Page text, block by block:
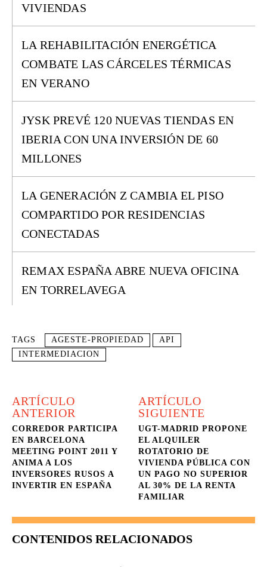
VIVIENDAS
LA REHABILITACIÓN ENERGÉTICA
COMBATE LAS CÁRCELES TÉRMICAS
EN VERANO
JYSK PREVÉ 120 NUEVAS TIENDAS EN
IBERIA CON UNA INVERSIÓN DE 60
MILLONES
LA GENERACIÓN Z CAMBIA EL PISO
COMPARTIDO POR RESIDENCIAS
CONECTADAS
REMAX ESPAÑA ABRE NUEVA OFICINA
EN TORRELAVEGA
TAGS AGESTE-PROPIEDAD
API
INTERMEDIACION
ARTÍCULO
ANTERIOR
CORREDOR PARTICIPA
EN BARCELONA
MEETING POINT 2011 Y
ANIMA A LOS
INVERSORES RUSOS A
INVERTIR EN ESPAÑA
ARTÍCULO
SIGUIENTE
UGT-MADRID PROPONE
EL ALQUILER
ROTATORIO DE
VIVIENDA PÚBLICA CON
UN PAGO NO SUPERIOR
AL 30% DE LA RENTA
FAMILIAR
CONTENIDOS RELACIONADOS